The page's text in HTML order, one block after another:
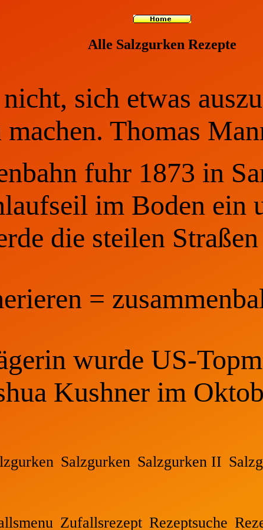
Alle Salzgurken Rezepte
sich etwas
Thomas
fuhr 1873 in
im Boden ein
die steilen
=
wurde US-
Kushner im
Salzgurken Salzgurken II
Zufallsrezept Rezeptsuche